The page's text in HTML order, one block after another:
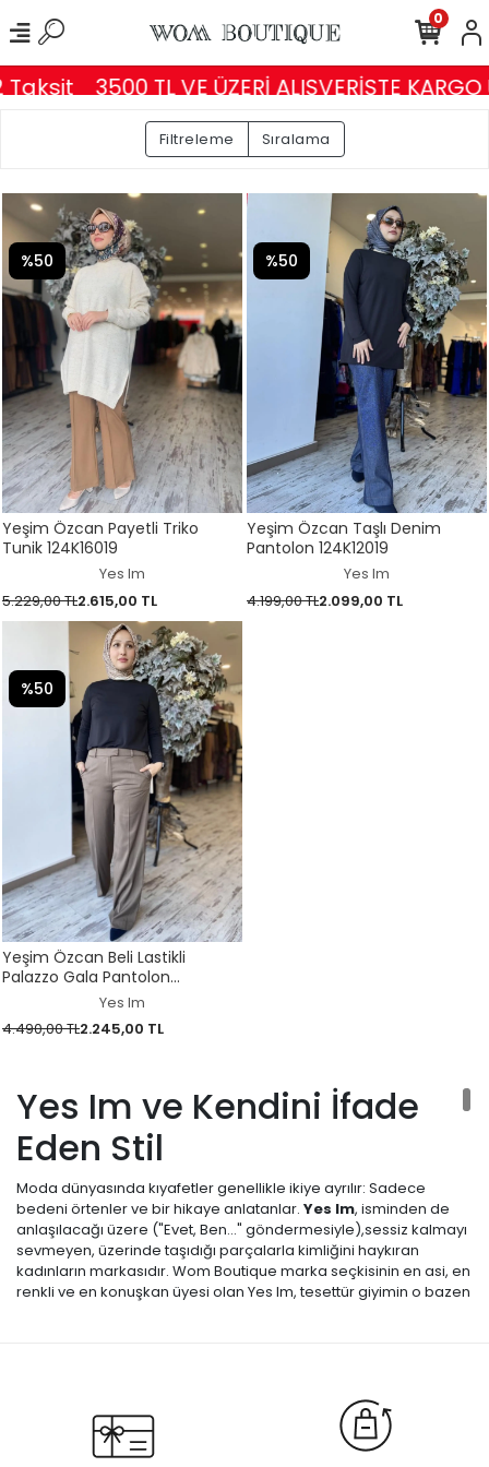
3500 TL VE ÜZERİ ALIŞVERİŞTE KARGO
0
Filtreleme Sıralama
Yeşim Özcan Payetli Triko
Tunik 124K16019
Yes Im
5.229,00 TL2.615,00 TL
%50
Yeşim Özcan Taşlı Denim
Pantolon 124K12019
Yes Im
4.199,00 TL2.099,00 TL
%50
Yeşim Özcan Beli Lastikli
Palazzo Gala Pantolon
Yes Im
4.490,00 TL2.245,00 TL
%50
Yes Im ve Kendini İfade
Eden Stil
Moda dünyasında kıyafetler genellikle ikiye ayrılır: Sadece
bedeni örtenler ve bir hikaye anlatanlar. Yes Im, isminden de
anlaşılacağı üzere ("Evet, Ben..." göndermesiyle),sessiz kalmayı
sevmeyen, üzerinde taşıdığı parçalarla kimliğini haykıran
kadınların markasıdır. Wom Boutique marka seçkisinin en asi, en
renkli ve en konuşkan üyesi olan Yes Im, tesettür giyimin o bazen
buradayım, gencim ve kuralları ben koyarım" demektir. Bu
marka, sadece üniversite kampüslerinde değil, şehrin her
sokağında konforundan ödün vermeden stil sahibi olmak
isteyenler için rasyonel bir kaçış noktasıdır. Bu sayfada, Yes Im'in